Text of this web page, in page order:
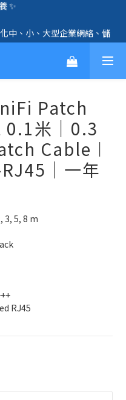
，即享免運優惠！
除外）🛍️
方案，歡迎聯絡！☎️
，即享免運優惠！
除外）🛍️
Patch
米｜0.3
Cable︱
｜一年
1, 2, 3, 5, 8 m
Black
RJ45